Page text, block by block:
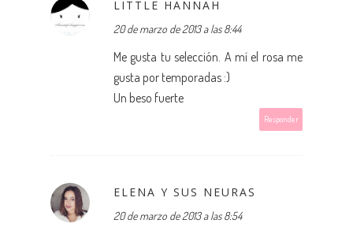
LITTLE HANNAH
20 de marzo de 2013 a las 8:44
Me gusta tu selección. A mí el rosa me
gusta por temporadas :)
Un beso fuerte
Responder
ELENA Y SUS NEURAS
20 de marzo de 2013 a las 8:54